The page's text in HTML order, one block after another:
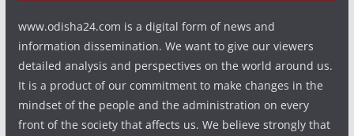
www.odisha24.com is a digital form of news and
information dissemination. We want to give our viewers
detailed analysis and perspectives on the world around us.
It is a product of our commitment to make changes in the
mindset of the people and the administration on every
front of the society that affects us. We believe strongly that